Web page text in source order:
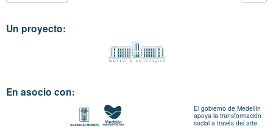
Un proyecto:
En asocio con:
El gobierno de Medellín
apoya la transformación
social a través del arte.